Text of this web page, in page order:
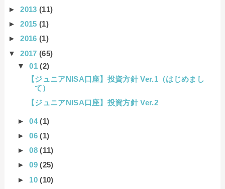
►2013(11)
►2015(1)
►2016(1)
▼2017(65)
▼01(2)
【ジュニアNISA口座】投資方針 Ver.1（はじめまし
て）
【ジュニアNISA口座】投資方針 Ver.2
►04(1)
►06(1)
►08(11)
►09(25)
► 10(10)